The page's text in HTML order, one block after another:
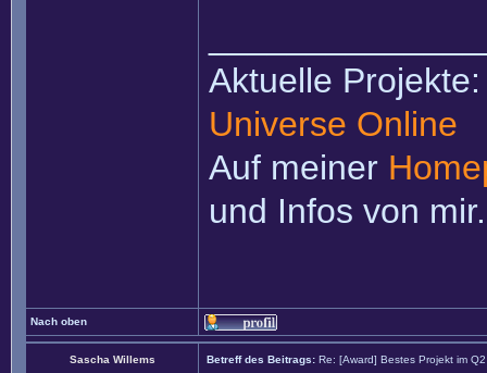
Aktuelle
Universe Online
Auf meiner
und Infos von mir.
Nach oben
Sascha Willems Betreff des Beitrags: Re: [Award] Bestes Projekt im